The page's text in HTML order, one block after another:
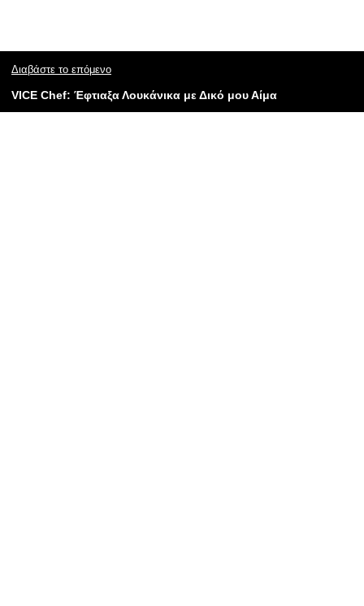
Διαβάστε το επόμενο
VICE Chef: Έφτιαξα Λουκάνικα με Δικό μου Αίμα​